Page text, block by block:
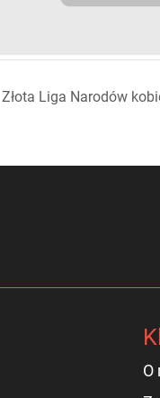
20 września
Złota Liga Narodów
O